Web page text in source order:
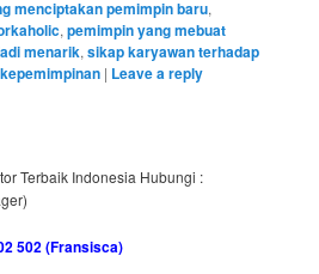
menciptakan pemimpin baru,
,pemimpin yang mebuat
menarik,sikap karyawan terhadap
| Leave a reply
Terbaik Indonesia Hubungi :
502 (Fransisca)